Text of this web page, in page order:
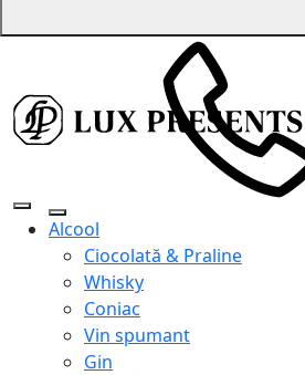
Alcool
Ciocolată & Praline
Whisky
Coniac
Vin spumant
Gin